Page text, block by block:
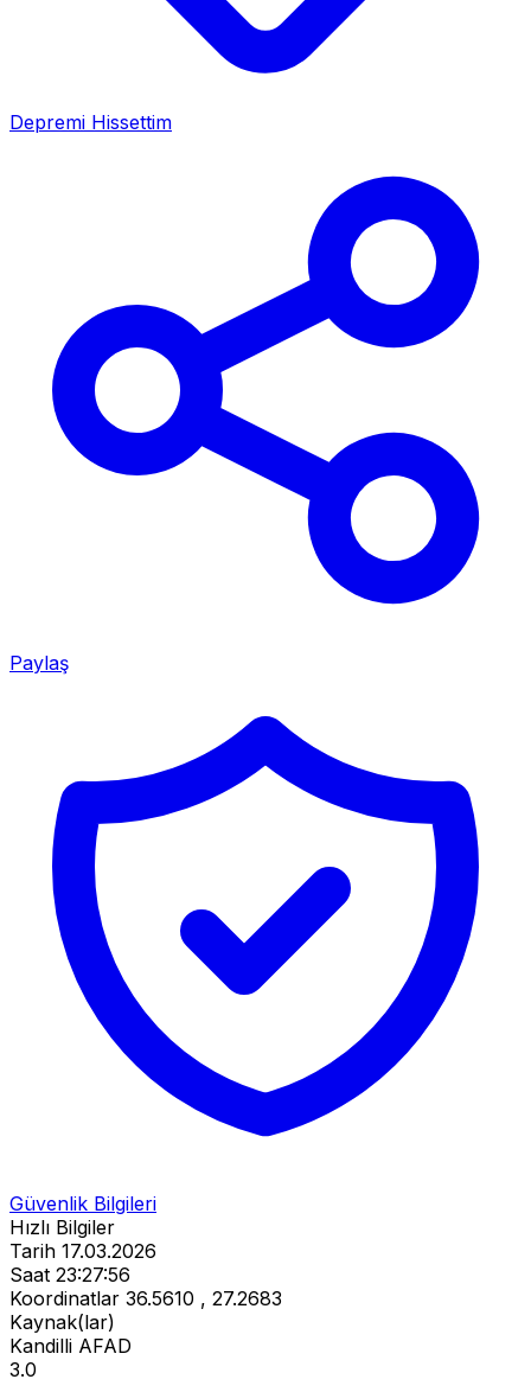
Depremi Hissettim
Paylaş
Güvenlik Bilgileri
Hızlı Bilgiler
Tarih 17.03.2026
Saat 23:27:56
Koordinatlar 36.5610 , 27.2683
Kaynak(lar)
Kandilli AFAD
3.0